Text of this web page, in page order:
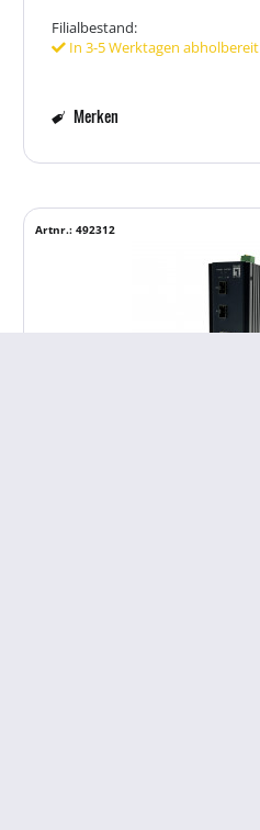
Filialbestand:
In 3-5 Werktagen abholbereit
Merken
Artnr.: 492312